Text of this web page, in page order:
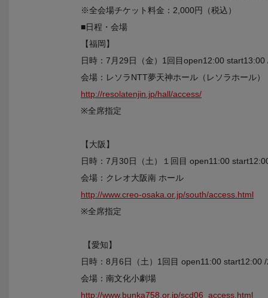
※全会場チケット料金：2,000円（税込）
■日程・会場
【福岡】
日時：7月29日（金）1回目open12:00
会場：レソラNTT夢天神ホール（レソラホール）
http://resolatenjin.jp/hall/access/
※全席指定
【大阪】
日時：7月30日（土）１回目 open11:00
会場：クレオ大阪南 ホール
http://www.creo-osaka.or.jp/south/access.html
※全席指定
【愛知】
日時：8月6日（土）1回目 open11:00 start12:00
会場：南文化小劇場
http://www.bunka758.or.jp/scd06_access.html